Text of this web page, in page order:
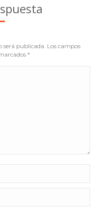
será publicada. Los campos
*